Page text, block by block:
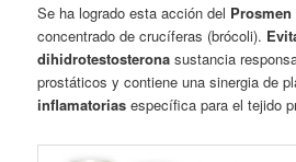
Se ha logrado esta acción del Prosmen
concentrado de crucíferas (brócoli).
dihidrotestosterona sustancia
prostáticos y contiene una sinergia de
inflamatorias específica para el tejido